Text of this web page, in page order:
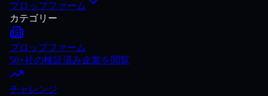
プロップファーム
カテゴリー
プロップファーム
50+社の検証済み企業を閲覧
チャレンジ